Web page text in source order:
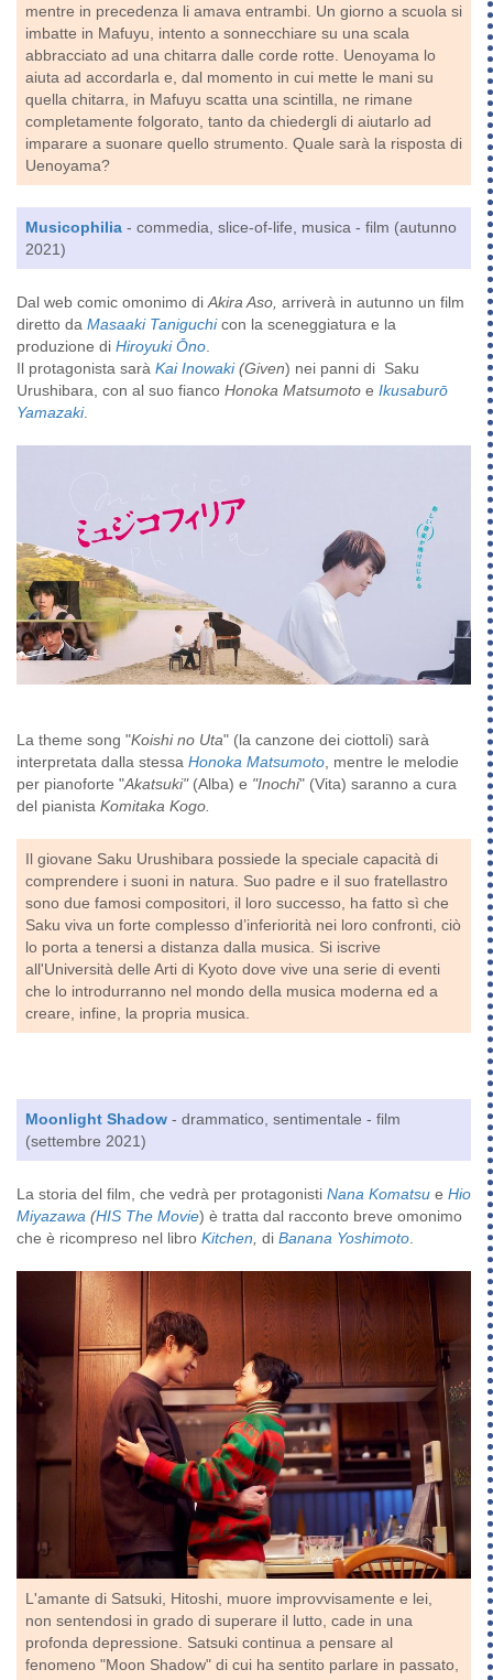
mentre in precedenza li amava entrambi. Un giorno a scuola si
imbatte in Mafuyu, intento a sonnecchiare su una scala
abbracciato ad una chitarra dalle corde rotte. Uenoyama lo
aiuta ad accordarla e, dal momento in cui mette le mani su
quella chitarra, in Mafuyu scatta una scintilla, ne rimane
completamente folgorato, tanto da chiedergli di aiutarlo ad
imparare a suonare quello strumento. Quale sarà la risposta di
Uenoyama?
Musicophilia - commedia, slice-of-life, musica - film (autunno
2021)
Dal web comic omonimo di Akira Aso, arriverà in autunno un film
diretto da Masaaki Taniguchicon la sceneggiatura e la
produzione di Hiroyuki Ōno
Il protagonista sarà Kai Inowaki(Given) nei panni di Saku
Urushibara, con al suo fianco Honoka Matsumoto e Ikusaburō
Yamazaki.
La theme song "Koishi no Uta" (la canzone dei ciottoli) sarà
interpretata dalla stessa Honoka Matsumoto , mentre le melodie
per pianoforte "Akatsuki"(Alba) e "Inochi" (Vita) saranno a cura
del pianista Komitaka Kogo.
Il giovane Saku Urushibara possiede la speciale capacità di
comprendere i suoni in natura. Suo padre e il suo fratellastro
sono due famosi compositori, il loro successo, ha fatto sì che
Saku viva un forte complesso d’inferiorità nei loro confronti, ciò
lo porta a tenersi a distanza dalla musica. Si iscrive
all'Università delle Arti di Kyoto dove vive una serie di eventi
che lo introdurranno nel mondo della musica moderna ed a
creare, infine, la propria musica.
Moonlight Shadow - drammatico, sentimentale - film
(settembre 2021)
La storia del film, che vedrà per protagonisti Nana Komatsu e Hio
Miyazawa (HIS The Movie) è tratta dal racconto breve omonimo
che è ricompreso nel libro Kitchen di Banana Yoshimoto
L'amante di Satsuki, Hitoshi, muore improvvisamente e lei,
non sentendosi in grado di superare il lutto, cade in una
profonda depressione. Satsuki continua a pensare al
fenomeno "Moon Shadow" di cui ha sentito parlare in passato,